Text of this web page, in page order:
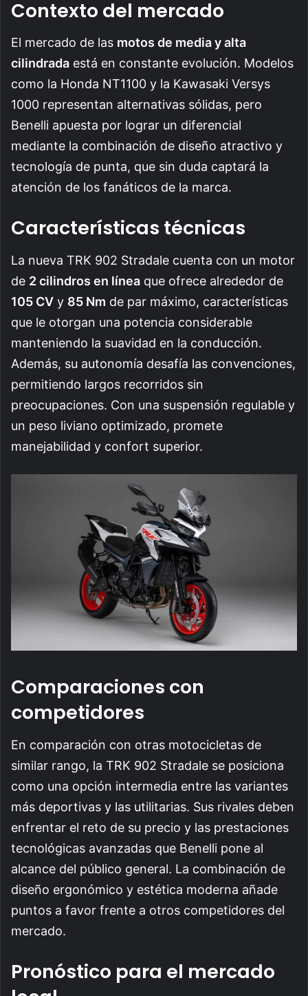
Contexto del mercado
El mercado de las motos de media y alta
cilindrada está en constante evolución. Modelos
como la Honda NT1100 y la Kawasaki Versys
1000 representan alternativas sólidas, pero
Benelli apuesta por lograr un diferencial
mediante la combinación de diseño atractivo y
tecnología de punta, que sin duda captará la
atención de los fanáticos de la marca.
Características técnicas
La nueva TRK 902 Stradale cuenta con un motor
de 2 cilindros en línea que ofrece alrededor de
105 CV y 85 Nm de par máximo, características
que le otorgan una potencia considerable
manteniendo la suavidad en la conducción.
Además, su autonomía desafía las convenciones,
permitiendo largos recorridos sin
preocupaciones. Con una suspensión regulable y
un peso liviano optimizado, promete
manejabilidad y confort superior.
Comparaciones con
competidores
En comparación con otras motocicletas de
similar rango, la TRK 902 Stradale se posiciona
como una opción intermedia entre las variantes
más deportivas y las utilitarias. Sus rivales deben
enfrentar el reto de su precio y las prestaciones
tecnológicas avanzadas que Benelli pone al
alcance del público general. La combinación de
diseño ergonómico y estética moderna añade
puntos a favor frente a otros competidores del
mercado.
Pronóstico para el mercado